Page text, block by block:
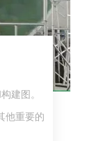
建图。
他重要的